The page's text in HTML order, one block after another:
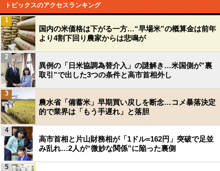
トピックスのアクセスランキング
国内の米価格は下がる一方…“早場米”の概算金は前年
より4割下回り農家からは悲鳴が
1
異例の「日米協調為替介入」の謎解き…米国側が”裏
取引”で出した3つの条件と高市首相外し
2
農水省「備蓄米」早期買い戻しを断念…コメ暴落決定
的で業界は「もう手遅れ」と落胆
3
高市首相と片山財務相が「1ドル=162円」突破で足並
み乱れ…2人が“微妙な関係”に陥った裏側
4
5